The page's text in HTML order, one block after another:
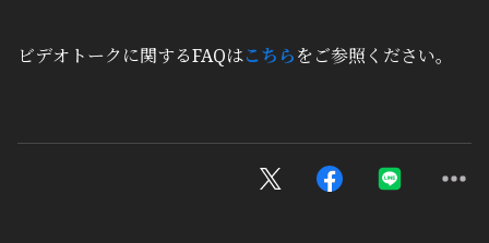
ビデオトークに関するFAQはこちらをご参照ください。